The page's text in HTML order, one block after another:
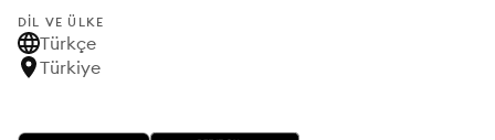
DIL VE ÜLKE
Türkçe
Türkiye